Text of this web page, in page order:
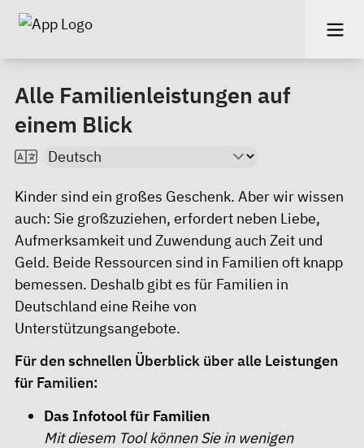
Alle Familienleistungen auf
einem Blick
Kinder sind ein großes Geschenk. Aber wir wissen
auch: Sie großzuziehen, erfordert neben Liebe,
Aufmerksamkeit und Zuwen­dung auch Zeit und
Geld. Beide Ressourcen sind in Familien oft knapp
bemessen. Deshalb gibt es für Familien in
Deutschland eine Reihe von
Unterstützungsangebote.
Für den schnellen Überblick über alle Leistungen
für Familien:
Das Infotool für Familien
Mit diesem Tool können Sie in wenigen